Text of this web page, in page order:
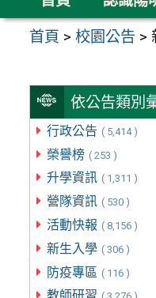
首頁 >校園公告 >
依公告類別
行政公告 ( 5,414 )
榮譽榜 ( 253 )
升學資訊 ( 1,311 )
營隊資訊 ( 530 )
活動快報 ( 8,156 )
新生入學 ( 306 )
防疫專區 ( 116 )